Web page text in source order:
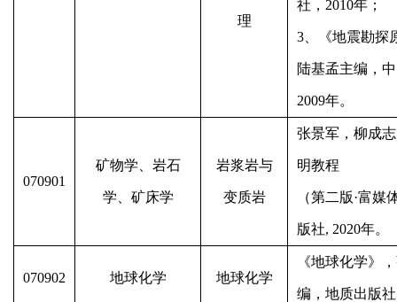
理
社， 2010年；
3 、《地震勘
陆基孟主编，
2009年。
070901
矿物学、岩石
学、矿床学
岩浆岩与
变质岩
张景军，柳成志
明教程
（第二版·富媒
版社, 2020年。
070902 地球化学 地球化学
《地球化学》
编，地质出版